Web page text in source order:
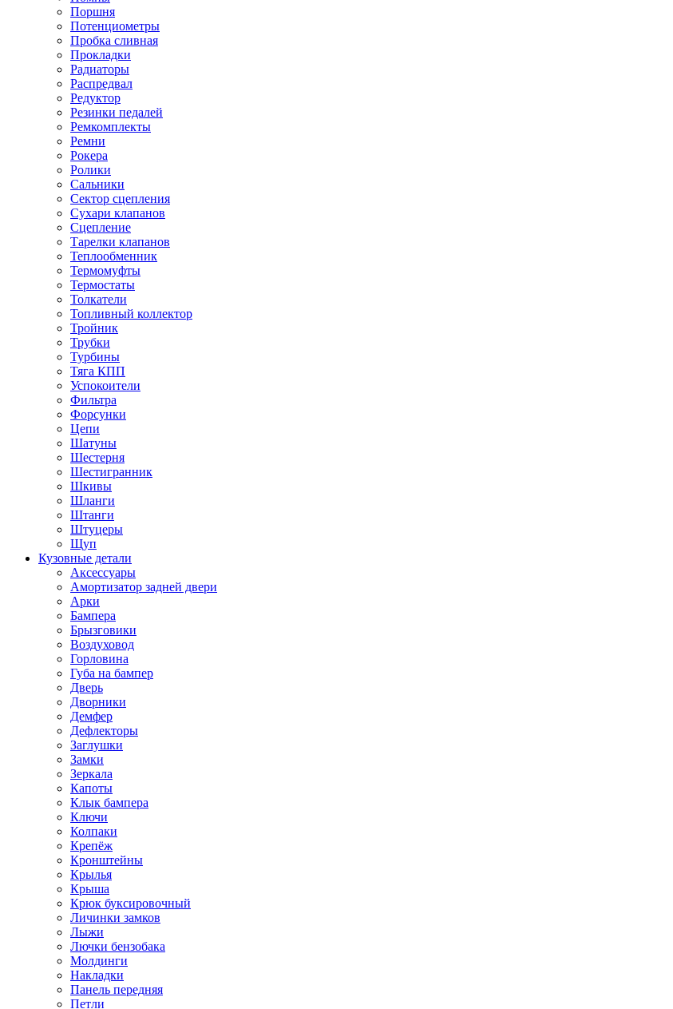
Поршня
Потенциометры
Пробка сливная
Прокладки
Радиаторы
Распредвал
Редуктор
Резинки педалей
Ремкомплекты
Ремни
Рокера
Ролики
Сальники
Сектор сцепления
Сухари клапанов
Сцепление
Тарелки клапанов
Теплообменник
Термомуфты
Термостаты
Толкатели
Топливный коллектор
Тройник
Трубки
Турбины
Тяга КПП
Успокоители
Фильтра
Форсунки
Цепи
Шатуны
Шестерня
Шестигранник
Шкивы
Шланги
Штанги
Штуцеры
Щуп
Кузовные детали
Аксессуары
Амортизатор задней двери
Арки
Бампера
Брызговики
Воздуховод
Горловина
Губа на бампер
Дверь
Дворники
Демфер
Дефлекторы
Заглушки
Замки
Зеркала
Капоты
Клык бампера
Ключи
Колпаки
Крепёж
Кронштейны
Крылья
Крыша
Крюк буксировочный
Личинки замков
Лыжи
Лючки бензобака
Молдинги
Накладки
Панель передняя
Петли